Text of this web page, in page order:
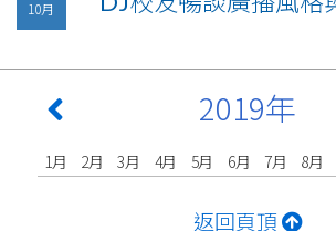
10月
2019年
1月 2月 3月 4月 5月 6月 7月 8月
返回頁頂